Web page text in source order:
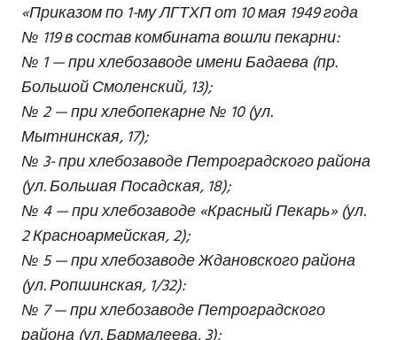
«Приказом по 1-му ЛГТХП от 10 мая 1949 года
№ 119 в состав комбината вошли пекарни:
№ 1 — при хлебозаводе имени Бадаева (пр.
Большой Смоленский, 13);
№ 2 — при хлебопекарне № 10 (ул.
Мытнинская, 17);
№ 3- при хлебозаводе Петроградского района
(ул. Большая Посадская, 18);
№ 4 — при хлебозаводе «Красный Пекарь» (ул.
2 Красноармейская, 2);
№ 5 — при хлебозаводе Ждановского района
(ул. Ропшинская, 1/32):
№ 7 — при хлебозаводе Петроградского